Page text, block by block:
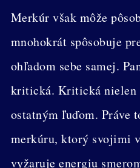
Merkúr však môže
mnohokrát spôsobuje
ohľadom sebe samej.
kritická. Kritická nielen
ostatným ľuďom. Práve
merkúru, ktorý svojimi
vyžaruje energiu